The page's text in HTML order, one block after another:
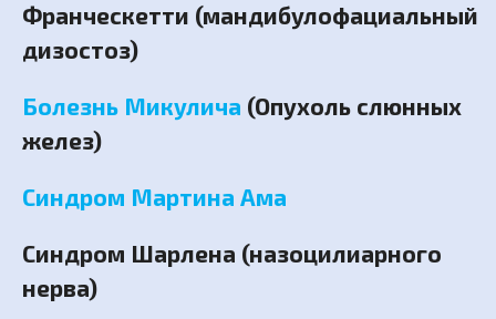
Франческетти (мандибулофациальный
дизостоз)
Болезнь Микулича (Опухоль слюнных
желез)
Синдром Мартина Ама
Синдром Шарлена (назоцилиарного
нерва)